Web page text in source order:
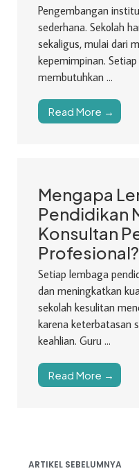
Pengembangan
sederhana. Sekolah
sekaligus, mulai dari
kepemimpinan.
membutuhkan ...
Read More →
Mengapa
Pendidikan
Konsultan
Profesional?
Setiap lembaga
dan meningkatkan
sekolah kesulitan
karena keterbatasan
keahlian. Guru ...
Read More →
ARTIKEL SEBELUMNYA